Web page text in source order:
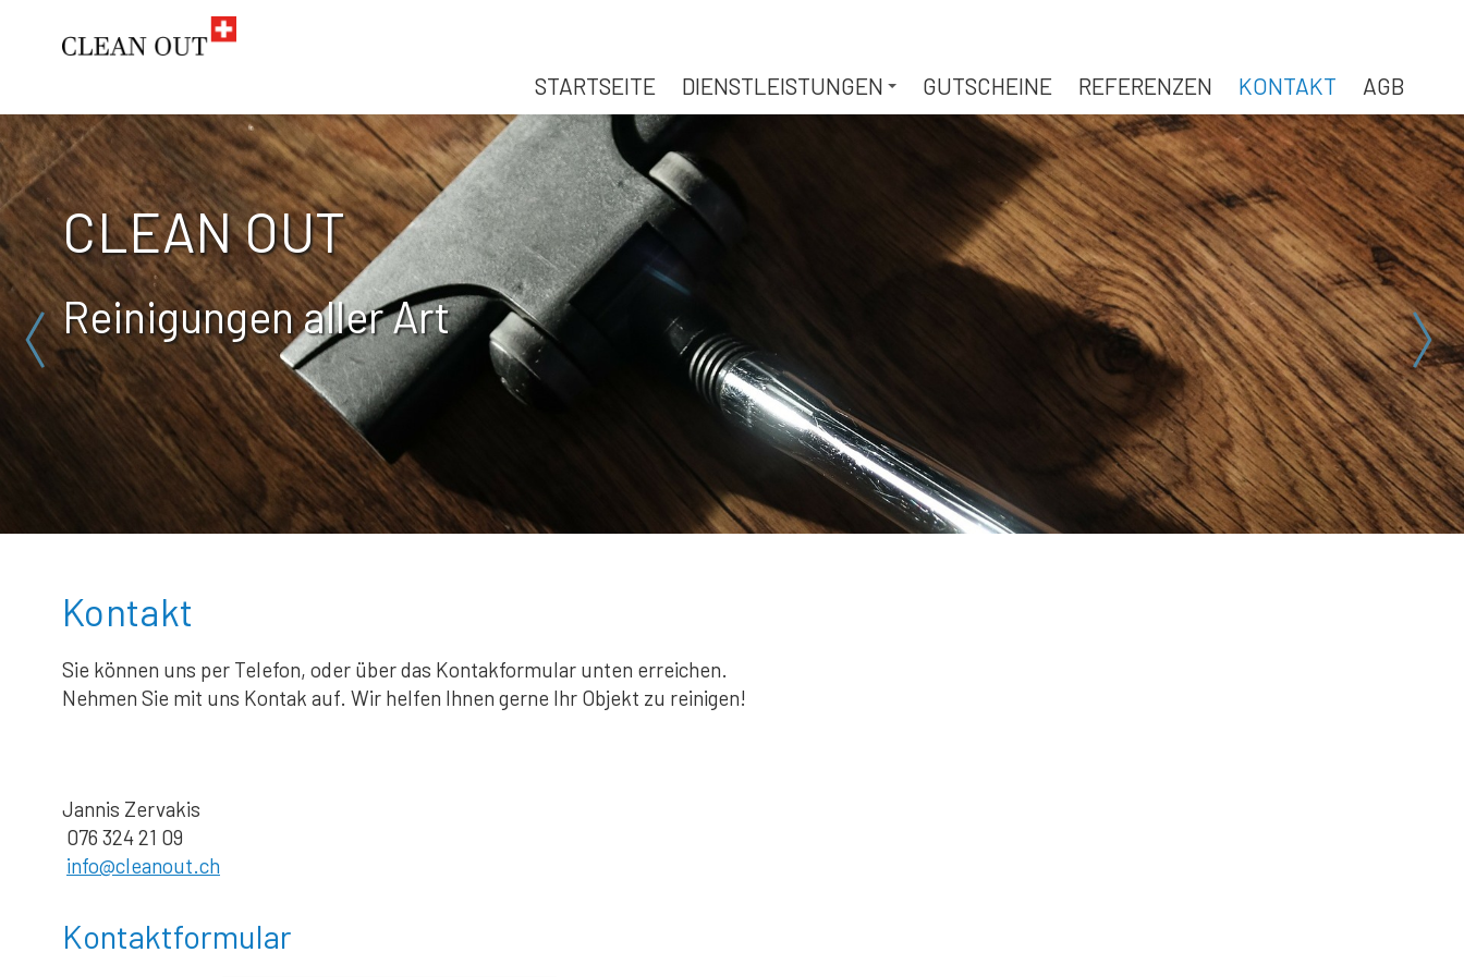
STARTSEITE DIENSTLEISTUNGEN GUTSCHEINE REFERENZEN KONTAKT AGB
CLEAN OUT
Reinigungen aller Art
Kontakt
Sie können uns per Telefon, oder über das Kontakformular unten erreichen.
Nehmen Sie mit uns Kontak auf. Wir helfen Ihnen gerne Ihr Objekt zu reinigen!
Jannis Zervakis
076 324 21 09
info@cleanout.ch
Kontaktformular